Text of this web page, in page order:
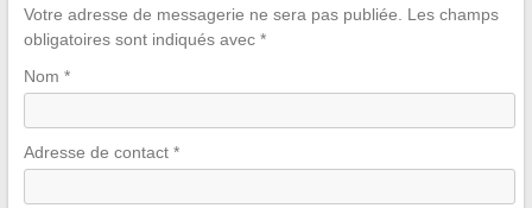
Votre adresse de messagerie ne sera pas publiée.
Les champs
obligatoires sont indiqués avec *
Nom *
Adresse de contact *